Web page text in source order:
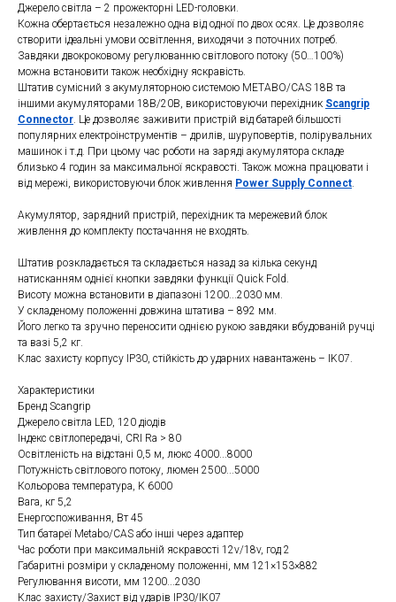
Джерело світла – 2 прожекторні LED-головки.
Кожна обертається незалежно одна від одної по двох осях. Це дозволяє
створити ідеальні умови освітлення, виходячи з поточних потреб.
Завдяки двокроковому регулюванню світлового потоку (50…100%)
можна встановити також необхідну яскравість.
Штатив сумісний з акумуляторною системою METABO/CAS 18В та
іншими акумуляторами 18В/20В, використовуючи перехідник Scangrip
Connector. Це дозволяє заживити пристрій від батарей більшості
популярних електроінструментів – дрилів, шуруповертів, полірувальних
машинок і т.д. При цьому час роботи на заряді акумулятора складе
близько 4 годин за максимальної яскравості. Також можна працювати і
від мережі, використовуючи блок живлення Power Supply Connect.
Акумулятор, зарядний пристрій, перехідник та мережевий блок
живлення до комплекту постачання не входять.
Штатив розкладається та складається назад за кілька секунд
натисканням однієї кнопки завдяки функції Quick Fold.
Висоту можна встановити в діапазоні 1200...2030 мм.
У складеному положенні довжина штатива – 892 мм.
Його легко та зручно переносити однією рукою завдяки вбудованій ручці
та вазі 5,2 кг.
Клас захисту корпусу IP30, стійкість до ударних навантажень – IK07.
Характеристики
Бренд Scangrip
Джерело світла LED, 120 діодів
Індекс світлопередачі, CRI Ra > 80
Освітленість на відстані 0,5 м, люкс 4000...8000
Потужність світлового потоку, люмен 2500...5000
Кольорова температура, K 6000
Вага, кг 5,2
Енергоспоживання, Вт 45
Тип батареї Metabo/CAS або інші через адаптер
Час роботи при максимальній яскравості 12v/18v, год 2
Габаритні розміри у складеному положенні, мм 121×153×882
Регулювання висоти, мм 1200...2030
Клас захисту/Захист від ударів IP30/IK07